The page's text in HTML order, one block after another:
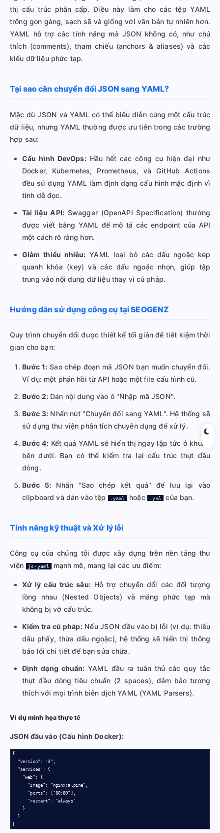
thị cấu trúc phân cấp. Điều này làm cho các tệp YAML
trông gọn gàng, sạch sẽ và giống với văn bản tự nhiên hơn.
YAML hỗ trợ các tính năng mà JSON không có, như chú
thích (comments), tham chiếu (anchors & aliases) và các
kiểu dữ liệu phức tạp.
Tại sao cần chuyển đổi JSON sang YAML?
Mặc dù JSON và YAML có thể biểu diễn cùng một cấu trúc
dữ liệu, nhưng YAML thường được ưu tiên trong các trường
hợp sau:
Cấu hình DevOps:Hầu hết các công cụ hiện đại như
Docker, Kubernetes, Prometheus, và GitHub Actions
đều sử dụng YAML làm định dạng cấu hình mặc định vì
tính dễ đọc.
Tài liệu API: Swagger (OpenAPI Specification) thường
được viết bằng YAML để mô tả các endpoint của API
một cách rõ ràng hơn.
Giảm thiểu nhiễu: YAML loại bỏ các dấu ngoặc kép
quanh khóa (key) và các dấu ngoặc nhọn, giúp tập
trung vào nội dung dữ liệu thay vì cú pháp.
Hướng dẫn sử dụng công cụ tại SEOGENZ
Quy trình chuyển đổi được thiết kế tối giản để tiết kiệm thời
gian cho bạn:
Bước 1: Sao chép đoạn mã JSON bạn muốn chuyển đổi.
Ví dụ: một phản hồi từ API hoặc một file cấu hình cũ.
Bước 2: Dán nội dung vào ô "Nhập mã JSON".
Bước 3: Nhấn nút "Chuyển đổi sang YAML". Hệ thống sẽ
sử dụng thư viện phân tích chuyên dụng để xử lý.
Bước 4: Kết quả YAML sẽ hiển thị ngay lập tức ở khung
bên dưới. Bạn có thể kiểm tra lại cấu trúc thụt đầu
dòng.
Bước 5:Nhấn "Sao chép kết quả" để lưu lại vào
clipboard và dán vào tệp
.yaml hoặc .yml của bạn.
Tính năng kỹ thuật và Xử lý lỗi
Công cụ của chúng tôi được xây dựng trên nền tảng thư
viện
js-yaml mạnh mẽ, mang lại các ưu điểm:
Xử lý cấu trúc sâu:Hỗ trợ chuyển đổi các đối tượng
lồng nhau (Nested Objects) và mảng phức tạp mà
không bị vỡ cấu trúc.
Kiểm tra cú pháp:Nếu JSON đầu vào bị lỗi (ví dụ: thiếu
dấu phẩy, thừa dấu ngoặc), hệ thống sẽ hiển thị thông
báo lỗi chi tiết để bạn sửa chữa.
Định dạng chuẩn: YAML đầu ra tuân thủ các quy tắc
thụt đầu dòng tiêu chuẩn (2 spaces), đảm bảo tương
thích với mọi trình biên dịch YAML (YAML Parsers).
Ví dụ minh họa thực tế
JSON đầu vào (Cấu hình Docker):
{
  "version": "3",
  "services": {
    "web": {
      "image": "nginx:alpine",
      "ports": ["80:80"],
      "restart": "always"
    }
  }
}